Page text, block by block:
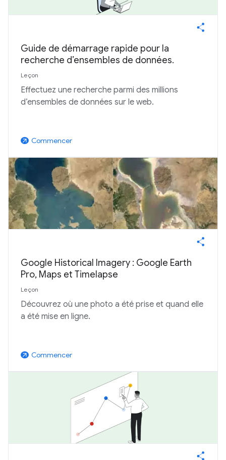
Guide de démarrage rapide pour la
recherche d’ensembles de données.
Leçon
Effectuez une recherche parmi des millions
d’ensembles de données sur le web.
arrow_outward Commencer
Google Historical Imagery : Google Earth
Pro, Maps et Timelapse
Leçon
Découvrez où une photo a été prise et quand elle
a été mise en ligne.
arrow_outward Commencer